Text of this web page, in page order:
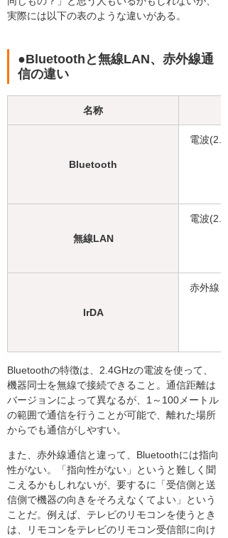
実際には以下の表のような違いがある。
●Bluetoothと無線LAN、赤外線通
信の違い
名称
Bluetooth
電波
無線LAN
電波
IrDA
赤外線
Bluetoothの特徴は、2.4GHzの電波を使って、
機器同士を無線で接続できること。通信距離は
バージョンによって異なるが、1～100メートル
の範囲で通信を行うことが可能で、離れた場所
からでも通信がしやすい。
また、赤外線通信と違って、Bluetoothには指向
性がない。「指向性がない」というと難しく聞
こえるかもしれないが、要するに「受信側と送
信側で機器の向きをそろえなくてよい」という
ことだ。例えば、テレビのリモコンを使うとき
は、リモコンをテレビのリモコン受信部に向け